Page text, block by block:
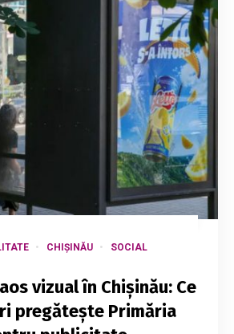
CHIȘINĂU SOCIAL
vizual în Chișinău: Ce
pregătește Primăria